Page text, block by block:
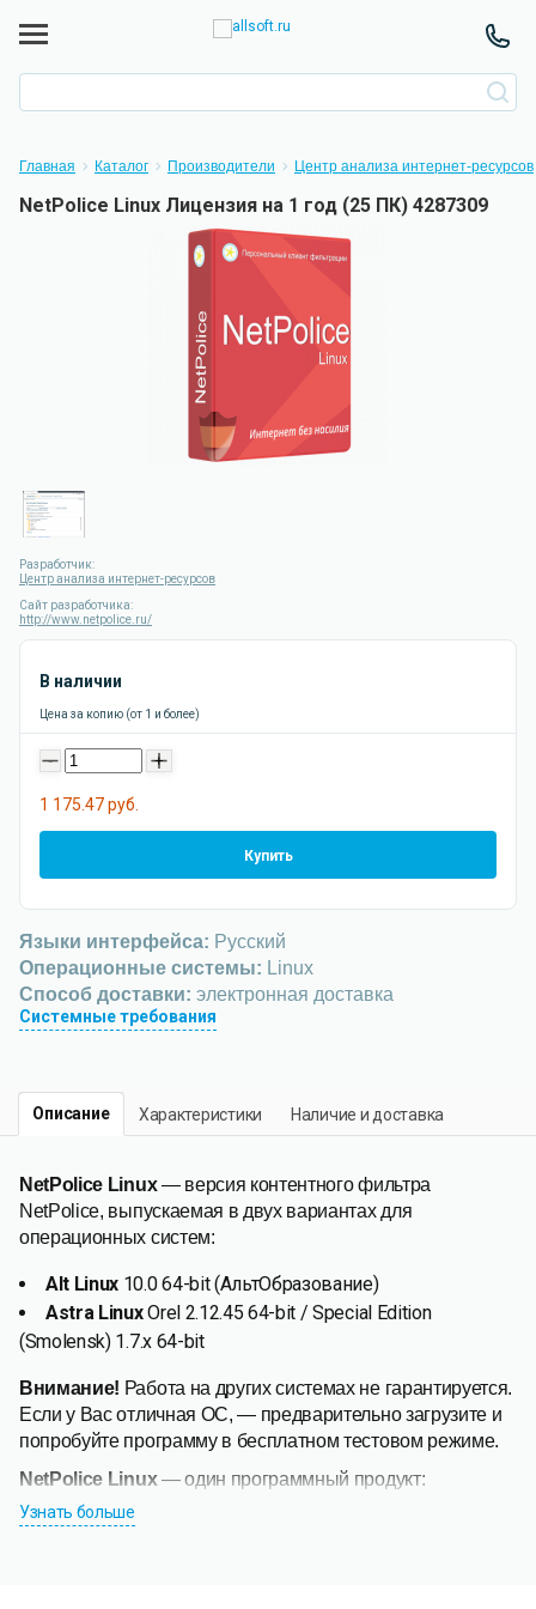
Главная Каталог Производители Центр анализа интернет-ресурсов
NetPolice Linux Лицензия на 1 год (25 ПК) 4287309
Разработчик:
Центр анализа интернет-ресурсов
Сайт разработчика:
http://www.netpolice.ru/
В наличии
Цена за копию (от 1 и более)
- +
1 175.47 руб.
Купить
Языки интерфейса: Русский
Операционные системы: Linux
Способ доставки: электронная доставка
Системные требования
Описание Характеристики Наличие и доставка
NetPolice Linux— версия контентного фильтра
NetPolice, выпускаемая в двух вариантах для
операционных систем:
Alt Linux 10.0 64-bit (АльтОбразование)
Astra LinuxOrel 2.12.45 64-bit / Special Edition
(Smolensk) 1.7.x 64-bit
Внимание! Работа на других системах не гарантируется.
Если у Вас отличная ОС,— предварительно загрузите и
попробуйте программу в бесплатном тестовом режиме.
NetPolice Linux —один программный продукт:
лицензия на продукт NetPolice Linux едина для всех
Узнать больше